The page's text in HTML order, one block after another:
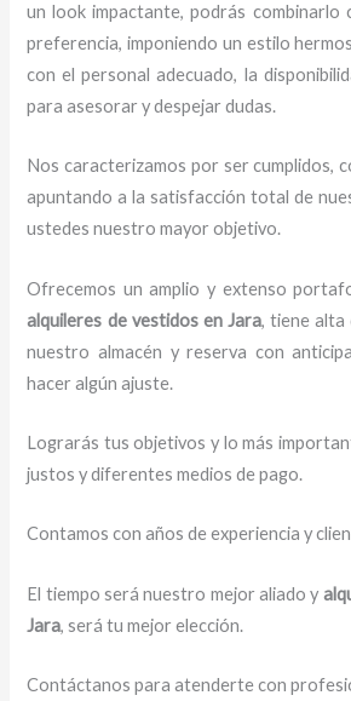
un look impactante, podrás combinarlo
preferencia, imponiendo un estilo
con el personal adecuado, la
para asesorar y despejar dudas.
Nos caracterizamos por ser cumplidos,
apuntando a la satisfacción total de
ustedes nuestro mayor objetivo.
Ofrecemos un amplio y extenso
alquileres de vestidosen Jara, tiene alta
nuestro almacén y reserva con
hacer algún ajuste.
Lograrás tus objetivos y lo más
justos y diferentes medios de pago.
Contamos con años de experiencia y
El tiempo será nuestro mejor aliado y
Jara, será tu mejor elección.
Contáctanos para atenderte con